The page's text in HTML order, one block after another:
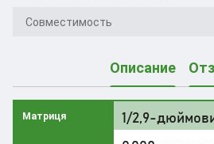
Совместимость
Описание
Матриця 1/2,9-